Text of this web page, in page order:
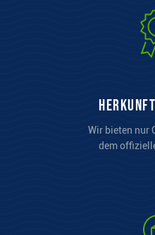
Wir bieten nur
dem